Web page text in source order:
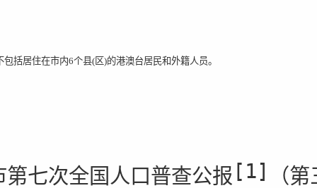
包括居住在市内6个县(区)的港澳台居民和外籍人员。
第七次全国人口普查公报 [1] （